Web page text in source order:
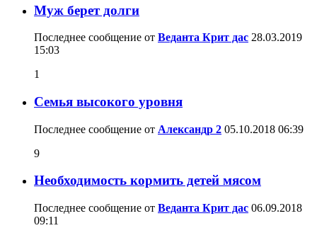
Муж берет долги
Последнее сообщение от Веданта Крит дас 28.03.2019
15:03
1
Семья высокого уровня
Последнее сообщение от Александр 2 05.10.2018 06:39
9
Необходимость кормить детей мясом
Последнее сообщение от Веданта Крит дас 06.09.2018
09:11